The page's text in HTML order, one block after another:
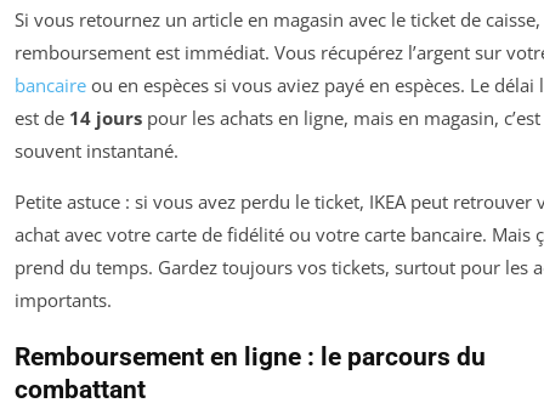
Si vous retournez un article en magasin avec le ticket de
remboursement est immédiat. Vous récupérez l’argent sur
bancaire ou en espèces si vous aviez payé en espèces. Le délai
est de 14 jours pour les achats en ligne, mais en magasin, c’est
souvent instantané.
Petite astuce : si vous avez perdu le ticket, IKEA peut retrouver
achat avec votre carte de fidélité ou votre carte bancaire. Mais
prend du temps. Gardez toujours vos tickets, surtout pour les
importants.
Remboursement en ligne : le parcours du
combattant